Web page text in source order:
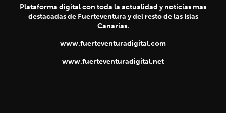
Plataforma digital con toda la actualidad y noticias mas
destacadas de Fuerteventura y del resto de las Islas
Canarias.
www.fuerteventuradigital.com
www.fuerteventuradigital.net